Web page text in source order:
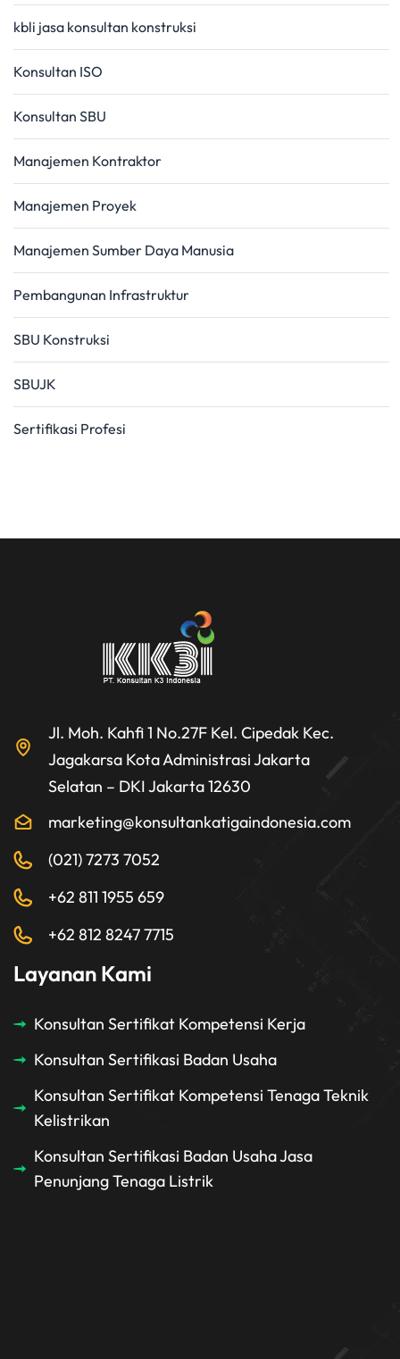
kbli jasa konsultan konstruksi
Konsultan ISO
Konsultan SBU
Manajemen Kontraktor
Manajemen Proyek
Manajemen Sumber Daya Manusia
Pembangunan Infrastruktur
SBU Konstruksi
SBUJK
Sertifikasi Profesi
Jl. Moh. Kahfi 1 No.27F Kel. Cipedak Kec.
Jagakarsa Kota Administrasi Jakarta
Selatan – DKI Jakarta 12630
marketing@konsultankatigaindonesia.com
(021) 7273 7052
+62 811 1955 659
+62 812 8247 7715
Layanan Kami
Konsultan Sertifikat Kompetensi Kerja
Konsultan Sertifikasi Badan Usaha
Konsultan Sertifikat Kompetensi Tenaga Teknik
Kelistrikan
Konsultan Sertifikasi Badan Usaha Jasa
Penunjang Tenaga Listrik